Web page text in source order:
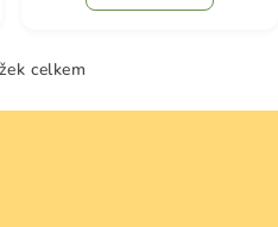
O
v
celkem